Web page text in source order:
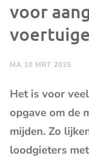
voor
MA 10 MRT 2025
Het is voor
opgave om de
mijden. Zo
loodgieters